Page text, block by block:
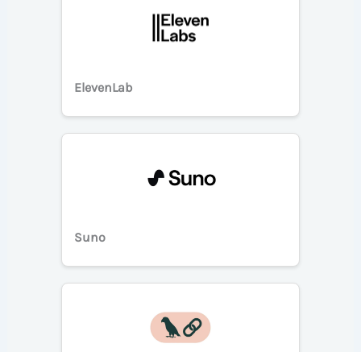
ElevenLab
Suno